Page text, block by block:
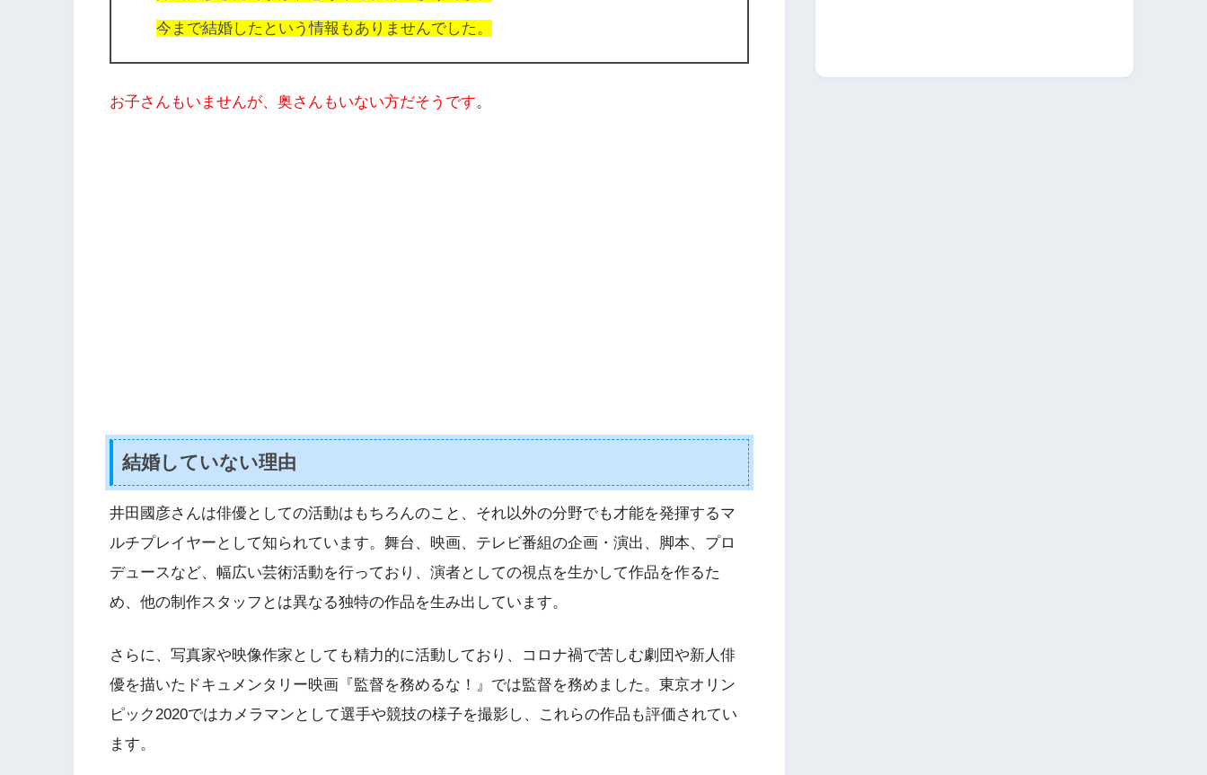
今まで結婚したという情報もありませんでした。
お子さんもいませんが、奥さんもいない方だそうです。
結婚していない理由
井田國彦さんは俳優としての活動はもちろんのこと、それ以外の分野でも才能を発揮するマ
ルチプレイヤーとして知られています。舞台、映画、テレビ番組の企画・演出、脚本、プロ
デュースなど、幅広い芸術活動を行っており、演者としての視点を生かして作品を作るた
め、他の制作スタッフとは異なる独特の作品を生み出しています。
さらに、写真家や映像作家としても精力的に活動しており、コロナ禍で苦しむ劇団や新人俳
優を描いたドキュメンタリー映画『監督を務めるな！』では監督を務めました。東京オリン
ピック2020ではカメラマンとして選手や競技の様子を撮影し、これらの作品も評価されてい
ます。